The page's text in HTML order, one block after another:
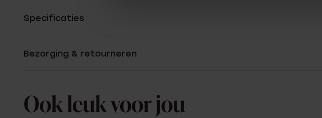
Specificaties
Bezorging & retourneren
Ook leuk voor jou